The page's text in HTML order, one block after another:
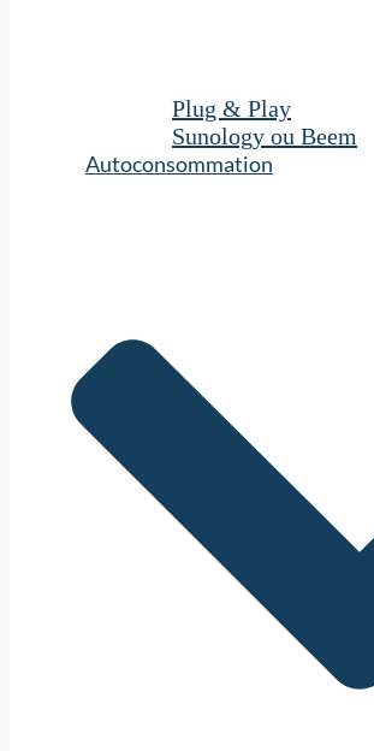
Plug & Play
Sunology ou Beem
Autoconsommation